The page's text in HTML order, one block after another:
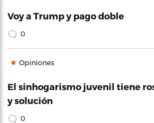
Voy a Trump y pago doble
0
Opiniones
El sinhogarismo juvenil tiene
y solución
0